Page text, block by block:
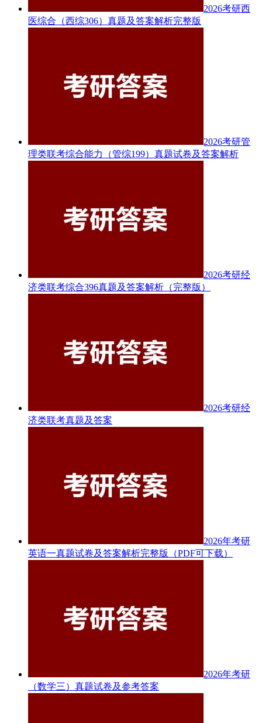
2026考研西
医综合（西综306）真题及答案解析完整版
2026考研管
理类联考综合能力（管综199）真题试卷及答案解析
2026考研经
济类联考综合396真题及答案解析（完整版）
2026考研经
济类联考真题及答案
2026年考研
英语一真题试卷及答案解析完整版（PDF可下载）
2026年考研
（数学三）真题试卷及参考答案